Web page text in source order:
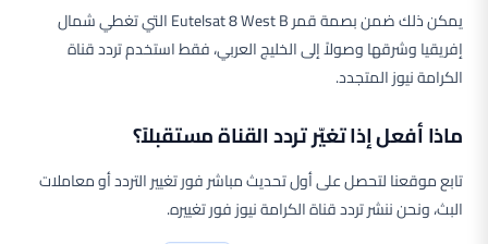
يمكن ذلك ضمن بصمة قمر Eutelsat 8 West B التي تغطي شمال
إفريقيا وشرقها وصولاً إلى الخليج العربي، فقط استخدم تردد قناة
الكرامة نيوز المتجدد.
ماذا أفعل إذا تغيّر تردد القناة مستقبلاً؟
تابع موقعنا لتحصل على أول تحديث مباشر فور تغيير التردد أو معاملات
البث، ونحن ننشر تردد قناة الكرامة نيوز فور تغييره.